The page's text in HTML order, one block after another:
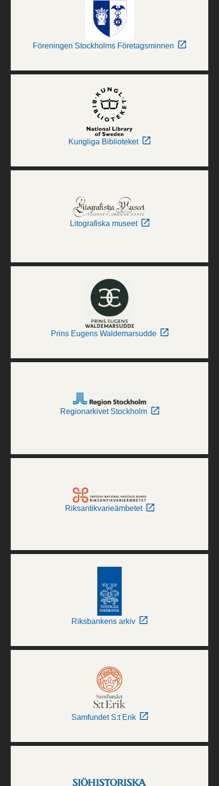
Föreningen Stockholms Företagsminnen
Kungliga Biblioteket
Litografiska museet
Prins Eugens Waldemarsudde
Regionarkivet Stockholm
Riksantikvarieämbetet
Riksbankens arkiv
Samfundet S:t Erik